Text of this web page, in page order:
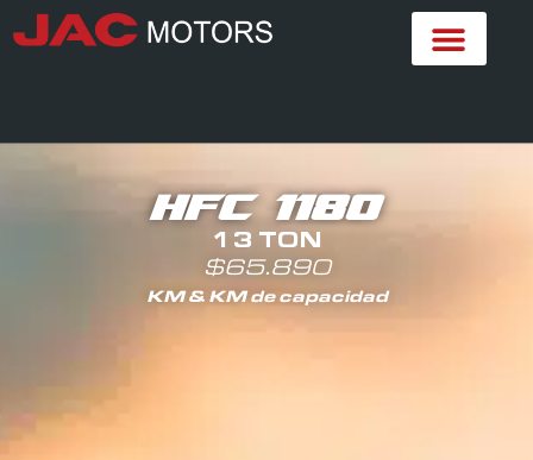
HFC 1180
13 TON
$65.890
KM & KM de capacidad